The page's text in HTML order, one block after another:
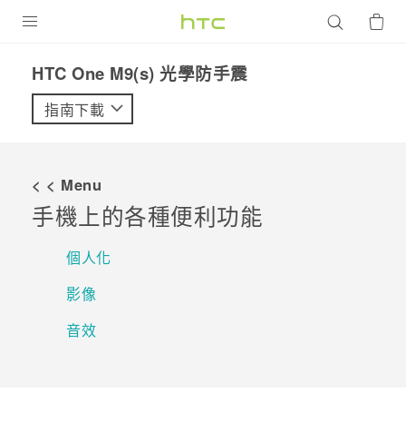
VIVE
配件
優惠專區
焦點訊息
銷售門市
HTC One M9(s) 光學防手震‎
指南下載
< < Menu
手機上的各種便利功能
個人化
影像
音效